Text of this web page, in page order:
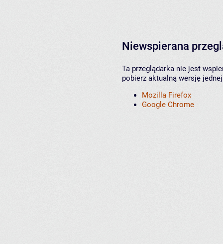
Niewspierana
Ta przeglądarka nie jest
pobierz aktualną wersję
Mozilla Firefox
Google Chrome